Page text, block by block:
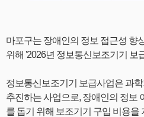
마포구는 장애인의 정보 접근성 향
위해 '2026년 정보통신보조기기 보
정보통신보조기기 보급사업은 과
추진하는 사업으로, 장애인의 정보
를 돕기 위해 보조기기 구입 비용을